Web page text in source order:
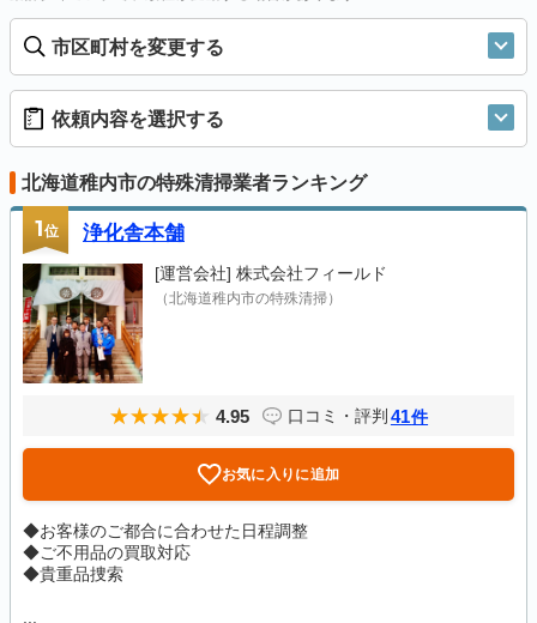
市区町村を変更する
依頼内容を選択する
北海道稚内市の特殊清掃業者ランキング
1位 浄化舎本舗
[運営会社] 株式会社フィールド
（北海道稚内市の特殊清掃）
4.95 口コミ・評判 41件
お気に入りに追加
◆お客様のご都合に合わせた日程調整
◆ご不用品の買取対応
◆貴重品捜索